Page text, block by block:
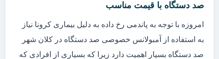
صد دستگاه با قیمت مناسب
امروزه با توجه به پاندمی رخ داده به دلیل بیماری کرونا نیاز
به استفاده از آمبولانس خصوصی صد دستگاه در کلان شهر
صد دستگاه بسیار اهمیت دارد زیرا که بسیاری از افرادی که